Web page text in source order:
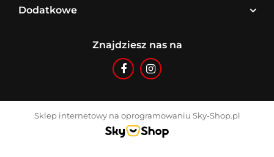
Dodatkowe
Znajdziesz nas na
Sklep internetowy na oprogramowaniu Sky-Shop.pl